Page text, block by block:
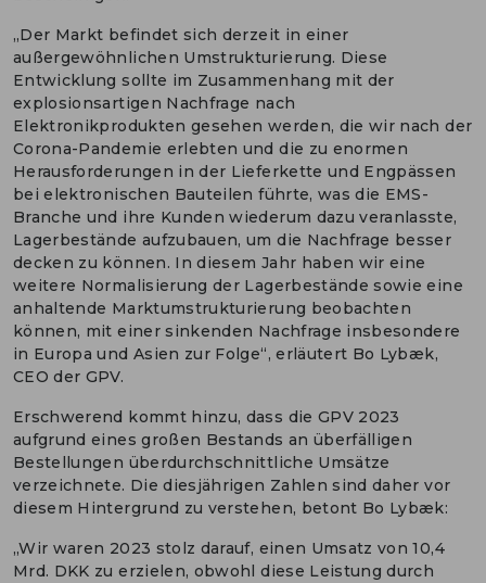
„Der Markt befindet sich derzeit in einer
außergewöhnlichen Umstrukturierung. Diese
Entwicklung sollte im Zusammenhang mit der
explosionsartigen Nachfrage nach
Elektronikprodukten gesehen werden, die wir nach der
Corona-Pandemie erlebten und die zu enormen
Herausforderungen in der Lieferkette und Engpässen
bei elektronischen Bauteilen führte, was die EMS-
Branche und ihre Kunden wiederum dazu veranlasste,
Lagerbestände aufzubauen, um die Nachfrage besser
decken zu können. In diesem Jahr haben wir eine
weitere Normalisierung der Lagerbestände sowie eine
anhaltende Marktumstrukturierung beobachten
können, mit einer sinkenden Nachfrage insbesondere
in Europa und Asien zur Folge“, erläutert Bo Lybæk,
CEO der GPV.
Erschwerend kommt hinzu, dass die GPV 2023
aufgrund eines großen Bestands an überfälligen
Bestellungen überdurchschnittliche Umsätze
verzeichnete. Die diesjährigen Zahlen sind daher vor
diesem Hintergrund zu verstehen, betont Bo Lybæk:
„Wir waren 2023 stolz darauf, einen Umsatz von 10,4
Mrd. DKK zu erzielen, obwohl diese Leistung durch